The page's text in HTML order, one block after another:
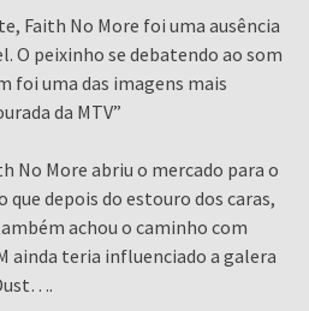
Faith No More foi uma ausência
O peixinho se debatendo ao som
foi uma das imagens mais
da MTV”
No More abriu o mercado para o
depois do estouro dos caras,
achou o caminho com
ainda teria influenciado a galera